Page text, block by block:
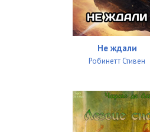
Не ждали
Робинетт Стивен